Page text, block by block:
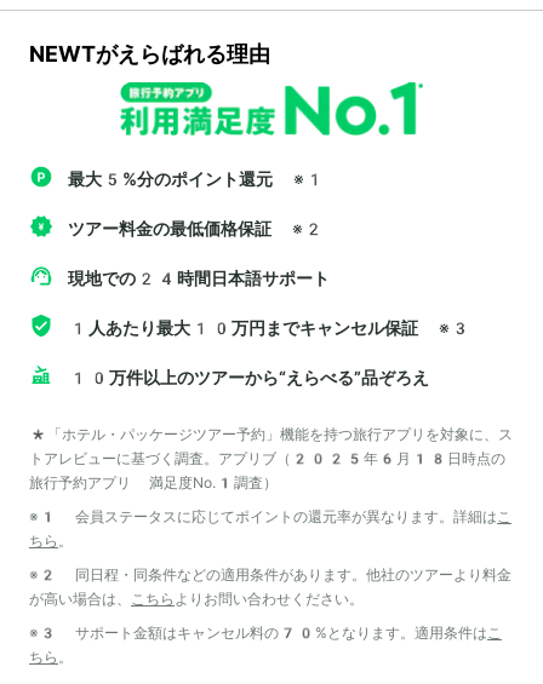
NEWTがえらばれる理由
最大5%分のポイント還元 ※1
ツアー料金の最低価格保証 ※2
現地での24時間日本語サポート
1人あたり最大10万円までキャンセル保証 ※3
10万件以上のツアーから“えらべる”品ぞろえ
*「ホテル・パッケージツアー予約」機能を持つ旅行アプリを対象に、ス
トアレビューに基づく調査。アプリブ（2025年6月18日時点の
旅行予約アプリ 満足度No.1調査）
※1 会員ステータスに応じてポイントの還元率が異なります。詳細は こ
ちら 。
※2 同日程・同条件などの適用条件があります。他社のツアーより料金
が高い場合は、
こちら よりお問い合わせください。
※3 サポート金額はキャンセル料の70%となります。適用条件は こ
ちら 。